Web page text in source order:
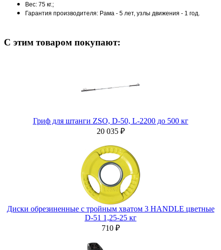
Вес: 75 кг.;
Гарантия производителя: Рама - 5 лет, узлы движения - 1 год.
С этим товаром покупают:
Гриф для штанги ZSO, D-50, L-2200 до 500 кг
20 035 ₽
Диски обрезиненные с тройным хватом 3 HANDLE цветные
D-51 1,25-25 кг
710 ₽